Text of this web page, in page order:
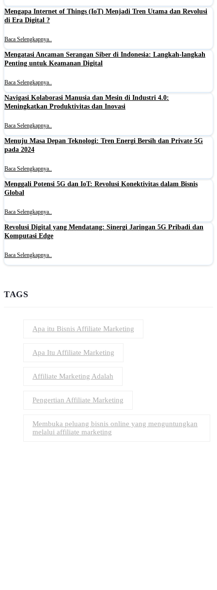
Mengapa Internet of Things (IoT) Menjadi Tren Utama dan Revolusi
di Era Digital ?
Baca Selengkapnya..
Mengatasi Ancaman Serangan Siber di Indonesia: Langkah-langkah
Penting untuk Keamanan Digital
Baca Selengkapnya..
Navigasi Kolaborasi Manusia dan Mesin di Industri 4.0:
Meningkatkan Produktivitas dan Inovasi
Baca Selengkapnya..
Menuju Masa Depan Teknologi: Tren Energi Bersih dan Private 5G
pada 2024
Baca Selengkapnya..
Menggali Potensi 5G dan IoT: Revolusi Konektivitas dalam Bisnis
Global
Baca Selengkapnya..
Revolusi Digital yang Mendatang: Sinergi Jaringan 5G Pribadi dan
Komputasi Edge
Baca Selengkapnya..
TAGS
Apa itu Bisnis Affiliate Marketing
Apa Itu Affiliate Marketing
Affiliate Marketing Adalah
Pengertian Affiliate Marketing
Membuka peluang bisnis online yang menguntungkan
melalui affiliate marketing